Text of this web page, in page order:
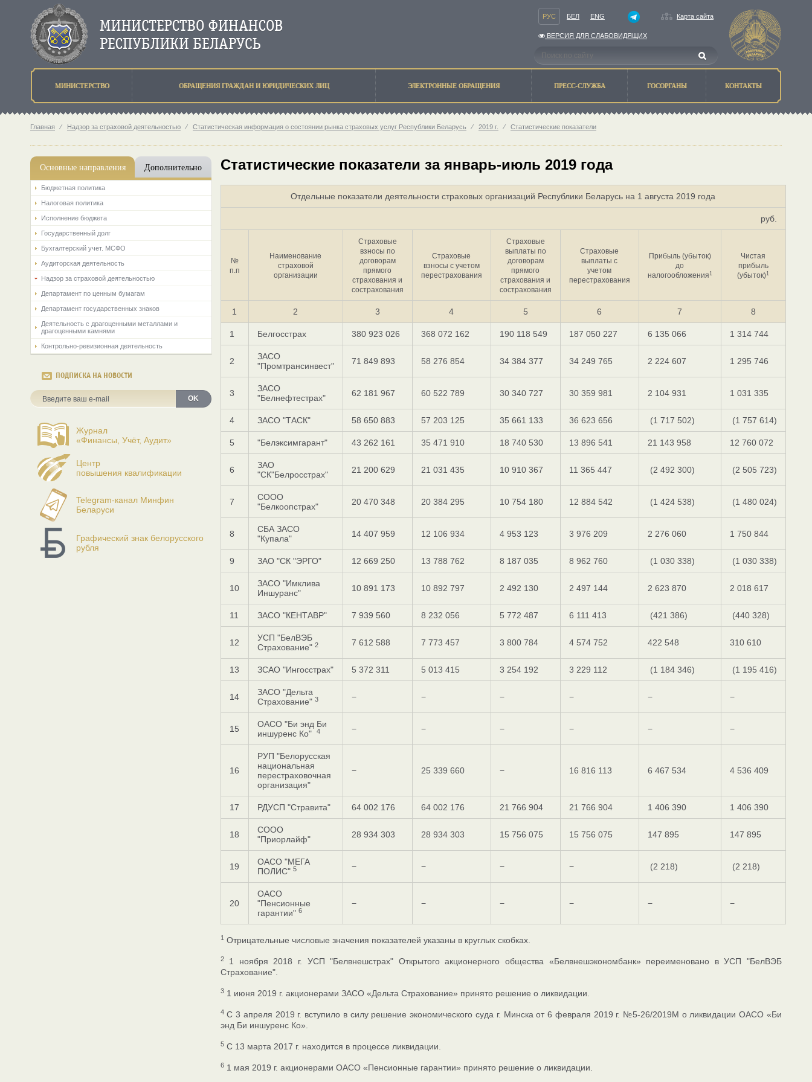
РУС БЕЛ ENG Карта сайта
ВЕРСИЯ ДЛЯ СЛАБОВИДЯЩИХ
МИНИСТЕРСТВО ОБРАЩЕНИЯ ГРАЖДАН И ЮРИДИЧЕСКИХ ЛИЦ ЭЛЕКТРОННЫЕ ОБРАЩЕНИЯ ПРЕСС-СЛУЖБА ГОСОРГАНЫ КОНТАКТЫ
Главная ⁄ Надзор за страховой деятельностью ⁄ Статистическая информация о состоянии рынка страховых услуг Республики Беларусь ⁄ 2019 г. ⁄ Статистические показатели
Основные направления Дополнительно
Бюджетная политика
Налоговая политика
Исполнение бюджета
Государственный долг
Бухгалтерский учет. МСФО
Аудиторская деятельность
Надзор за страховой деятельностью
Департамент по ценным бумагам
Департамент государственных знаков
Деятельность с драгоценными металлами и
драгоценными камнями
Контрольно-ревизионная деятельность
ПОДПИСКА НА НОВОСТИ
OK
Журнал
«Финансы, Учёт, Аудит»
Центр
повышения квалификации
Telegram-канал Минфин
Беларуси
Графический знак белорусского
рубля
Статистические показатели за январь-июль 2019 года
Отдельные показатели деятельности страховых организаций Республики Беларусь на 1 августа 2019 года
руб.
№
п.п
Наименование
страховой
организации
Страховые
взносы по
договорам
прямого
страхования и
сострахования
Страховые
взносы с учетом
перестрахования
Страховые
выплаты по
договорам
прямого
страхования и
сострахования
Страховые
выплаты с
учетом
перестрахования
Прибыль (убыток)
до
налогообложения 1
Чистая
прибыль
(убыток)1
1 2 3 4 5 6 7 8
1 Белгосстрах 380 923 026 368 072 162 190 118 549 187 050 227 6 135 066 1 314 744
2
ЗАСО
"Промтрансинвест"
71 849 893 58 276 854 34 384 377 34 249 765 2 224 607 1 295 746
3
ЗАСО
"Белнефтестрах"
62 181 967 60 522 789 30 340 727 30 359 981 2 104 931 1 031 335
4 ЗАСО "ТАСК" 58 650 883 57 203 125 35 661 133 36 623 656 (1 717 502) (1 757 614)
5 "Белэксимгарант" 43 262 161 35 471 910 18 740 530 13 896 541 21 143 958 12 760 072
6
ЗАО
"СК"Белросстрах"
21 200 629 21 031 435 10 910 367 11 365 447 (2 492 300) (2 505 723)
7
СООО
"Белкоопстрах"
20 470 348 20 384 295 10 754 180 12 884 542 (1 424 538) (1 480 024)
8
СБА ЗАСО
"Купала"
14 407 959 12 106 934 4 953 123 3 976 209 2 276 060 1 750 844
9 ЗАО "СК "ЭРГО" 12 669 250 13 788 762 8 187 035 8 962 760 (1 030 338) (1 030 338)
10
ЗАСО "Имклива
Иншуранс"
10 891 173 10 892 797 2 492 130 2 497 144 2 623 870 2 018 617
11 ЗАСО "КЕНТАВР" 7 939 560 8 232 056 5 772 487 6 111 413 (421 386) (440 328)
12
УСП "БелВЭБ
Страхование" 2 7 612 588 7 773 457 3 800 784 4 574 752 422 548 310 610
13 ЗСАО "Ингоcстрах" 5 372 311 5 013 415 3 254 192 3 229 112 (1 184 346) (1 195 416)
14
ЗАСО "Дельта
Страхование" 3 − − − − − −
15
ОАСО "Би энд Би
иншуренс Ко"
4 − − − − − −
16
РУП "Белорусская
национальная
перестраховочная
организация"
− 25 339 660 − 16 816 113 6 467 534 4 536 409
17 РДУСП "Стравита" 64 002 176 64 002 176 21 766 904 21 766 904 1 406 390 1 406 390
18
СООО
"Приорлайф"
28 934 303 28 934 303 15 756 075 15 756 075 147 895 147 895
19
ОАСО "МЕГА
ПОЛИС" 5 − − − − (2 218) (2 218)
20
ОАСО
"Пенсионные
гарантии" 6
− − − − − −
1Отрицательные числовые значения показателей указаны в круглых скобках.
21 ноября 2018 г. УСП "Белвнешстрах" Открытого акционерного общества «Белвнешэкономбанк» переименовано в УСП "БелВЭБ
Страхование".
31 июня 2019 г. акционерами ЗАСО «Дельта Страхование» принято решение о ликвидации.
4С 3 апреля 2019 г. вступило в силу решение экономического суда г. Минска от 6 февраля 2019 г. №5-26/2019М о ликвидации ОАСО «Би
энд Би иншуренс Ко».
5С 13 марта 2017 г. находится в процессе ликвидации.
61 мая 2019 г. акционерами ОАСО «Пенсионные гарантии» принято решение о ликвидации.